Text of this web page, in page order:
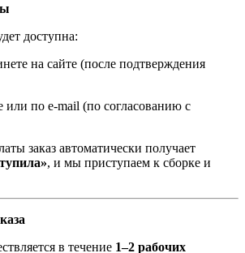
доступна:
на сайте (после подтверждения
или по e-mail (по согласованию с
заказ автоматически получает
, и мы приступаем к сборке и
в течение 1–2 рабочих